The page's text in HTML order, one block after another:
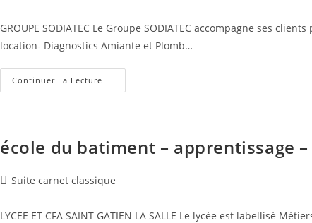
GROUPE SODIATEC Le Groupe SODIATEC accompagne ses
location- Diagnostics Amiante et Plomb…
Continuer La Lecture Formations
Professionnelles
école du batiment – apprentissage
PostSuite carnet classique
LYCEE ET CFA SAINT GATIEN LA SALLE Le lycée est labellisé